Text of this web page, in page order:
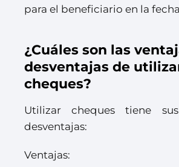
para el beneficiario en la
¿Cuáles son las
desventajas de
cheques?
Utilizar cheques tiene
desventajas:
Ventajas: